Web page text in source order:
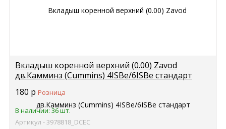
Вкладыш коренной верхний (0.00) Zavod
дв.Камминз (Cummins) 4ISBe/6ISBe стандарт
180 р Розница
В наличии: 36 шт.
Артикул - 3978818_DCEC